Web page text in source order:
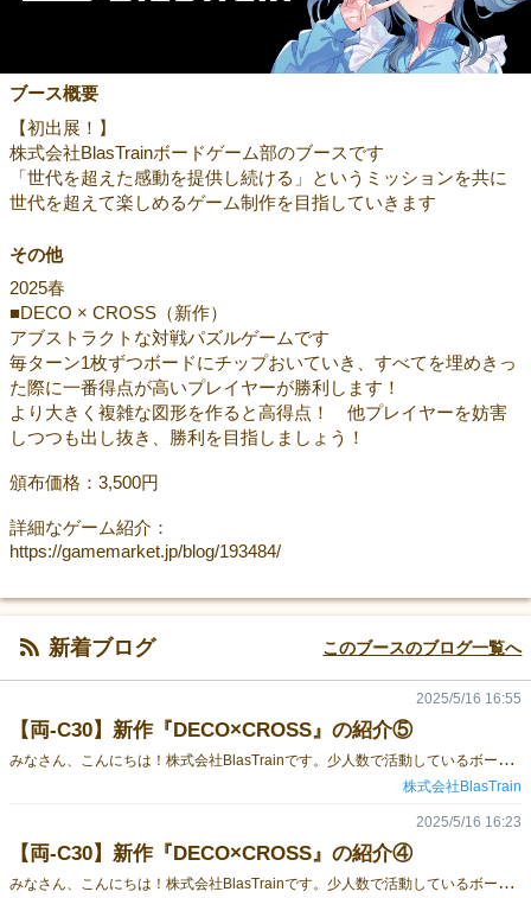
ブース概要
【初出展！】
株式会社BlasTrainボードゲーム部のブースです
「世代を超えた感動を提供し続ける」というミッションを共に
世代を超えて楽しめるゲーム制作を目指していきます
その他
2025春
■DECO × CROSS（新作）
アブストラクトな対戦パズルゲームです
毎ターン1枚ずつボードにチップおいていき、すべてを埋めきっ
た際に一番得点が高いプレイヤーが勝利します！
より大きく複雑な図形を作ると高得点！ 他プレイヤーを妨害
しつつも出し抜き、勝利を目指しましょう！
頒布価格：3,500円
詳細なゲーム紹介：
https://gamemarket.jp/blog/193484/
新着ブログ このブースのブログ一覧へ
【両-C30】新作『DECO×CROSS』の紹介⑤
み
なさん、こんにちは！株式会社BlasTrainです。少人数で活動しているボードゲーム部が、今回初出店をいたします！今回、頒布いたします『DECO×CROSS』の拡張ルールについてのご説明をいたします。■タイトルDECO×CROSS詳細な説明はこちら！『DECO×CROSS』に慣れたら拡張ルールから選択した能力を持ってプレイする、なども可能です。■拡張ルール①初期点数＋2点②チップ1枚のマイナス点を無効にできる③チップを置く際、好きなタイミングで2度形の計算に 使用できるチップを置くことができる(上限1枚) ※ゲーム中1枚のみおけ、そのチップのみ2度計算できます④得点計算時、1枚の形、2枚の形、3枚の形、4枚の形 と1枚の形から順番に得点された形があった場合、 連続した最大の枚数-2点の点数を追加で得る ※「1枚、2枚、3枚、4枚、5枚、7枚」の形で点数を得られた 場合、「5(枚)-2=3点」の点数を得ます。 「2枚、3枚、4枚、5枚、5枚、7枚」の場合、 「0(枚)-2=-2点」の点数を得られます。⑤1週目の隣接ルール(7.1)を無視して 最初から好きな場所にチップを置ける各プレイヤーの能力に気をつけながらプレイをするという考えることが増えるのでさらに盤面の把握が難しくなる要素となります！ぜひプレイしてみてください！予約フォームはこちら！https://forms.gle/zi6jhMQYcZHhSRhM6締切は、5/16終日中までとなります。※先行予約の方から、BlasTrainのノベルティグッズを無料でプレゼントいたします。※得点一覧に一部エラーがあり、訂正用の得点一覧のペーパーおよび得点一覧カードに貼り付けるシールをお渡しいたします。 ■30秒でわかる解説動画↓
2025/5/16 16:55
株式会社BlasTrain
【両-C30】新作『DECO×CROSS』の紹介④
み
なさん、こんにちは！株式会社BlasTrainです。少人数で活動しているボードゲーム部が、今回初出店をいたします！今回、頒布いたします『DECO×CROSS』の30秒でわかる解説動画を公開いたしました！ぜひ、動画からもご確認ください！■タイトルDECO×CROSS予約フォームはこちら！https://forms.gle/zi6jhMQYcZHhSRhM6締切は、5/16終日中までとなります。※先行予約の方から、BlasTrainのノベルティグッズを無料でプレゼントいたします。※得点一覧に一部エラーがあり、訂正用の得点一覧のペーパーおよび得点一覧カードに貼り付けるシールをお渡しいたします。
2025/5/16 16:23